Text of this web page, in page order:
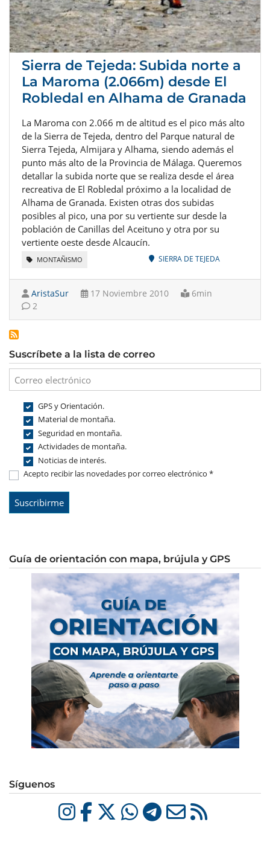
Sierra de Tejeda: Subida norte a
La Maroma (2.066m) desde El
Robledal en Alhama de Granada
La Maroma con 2.066 m de altitud es el pico más alto
de la Sierra de Tejeda, dentro del Parque natural de
Sierra Tejeda, Almijara y Alhama, siendo además el
punto más alto de la Provincia de Málaga. Queremos
detallar la subida norte que se realiza desde el área
recreativa de El Robledal próximo a la localidad de
Alhama de Granada. Existen otras dos subidas
posibles al pico, una por su vertiente sur desde la
población de Canillas del Aceituno y otra por su
vertiente oeste desde Alcaucín.
MONTAÑISMO SIERRA DE TEJEDA
AristaSur 17 Noviembre 2010
6min
2
Suscríbete a la lista de correo
GPS y Orientación.
Material de montaña.
Seguridad en montaña.
Actividades de montaña.
Noticias de interés.
Acepto recibir las novedades por correo electrónico *
Guía de orientación con mapa, brújula y GPS
Síguenos